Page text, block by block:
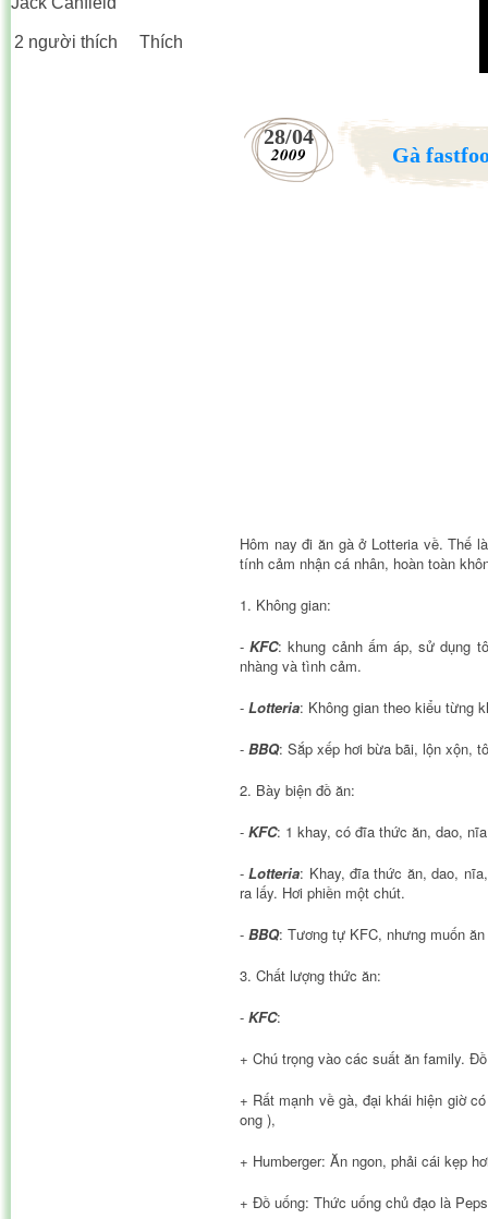
2 người thích Thích
28/04
2009 Gà
Hôm nay đi ăn gà ở Lotteria về. Thế
tính cảm nhận cá nhân, hoàn toàn
1. Không gian:
-KFC: khung cảnh ấm áp, sử dụng
nhàng và tình cảm.
- Lotteria: Không gian theo kiểu từng
- BBQ: Sắp xếp hơi bừa bãi, lộn xộn,
2. Bày biện đồ ăn:
- KFC: 1 khay, có đĩa thức ăn, dao,
-Lotteria: Khay, đĩa thức ăn, dao,
ra lấy. Hơi phiền một chút.
- BBQ: Tương tự KFC, nhưng muốn
3. Chất lượng thức ăn:
- KFC:
+ Chú trọng vào các suất ăn family.
+ Rất mạnh về gà, đại khái hiện giờ
ong ),
+ Humberger: Ăn ngon, phải cái kẹp
+ Đồ uống: Thức uống chủ đạo là